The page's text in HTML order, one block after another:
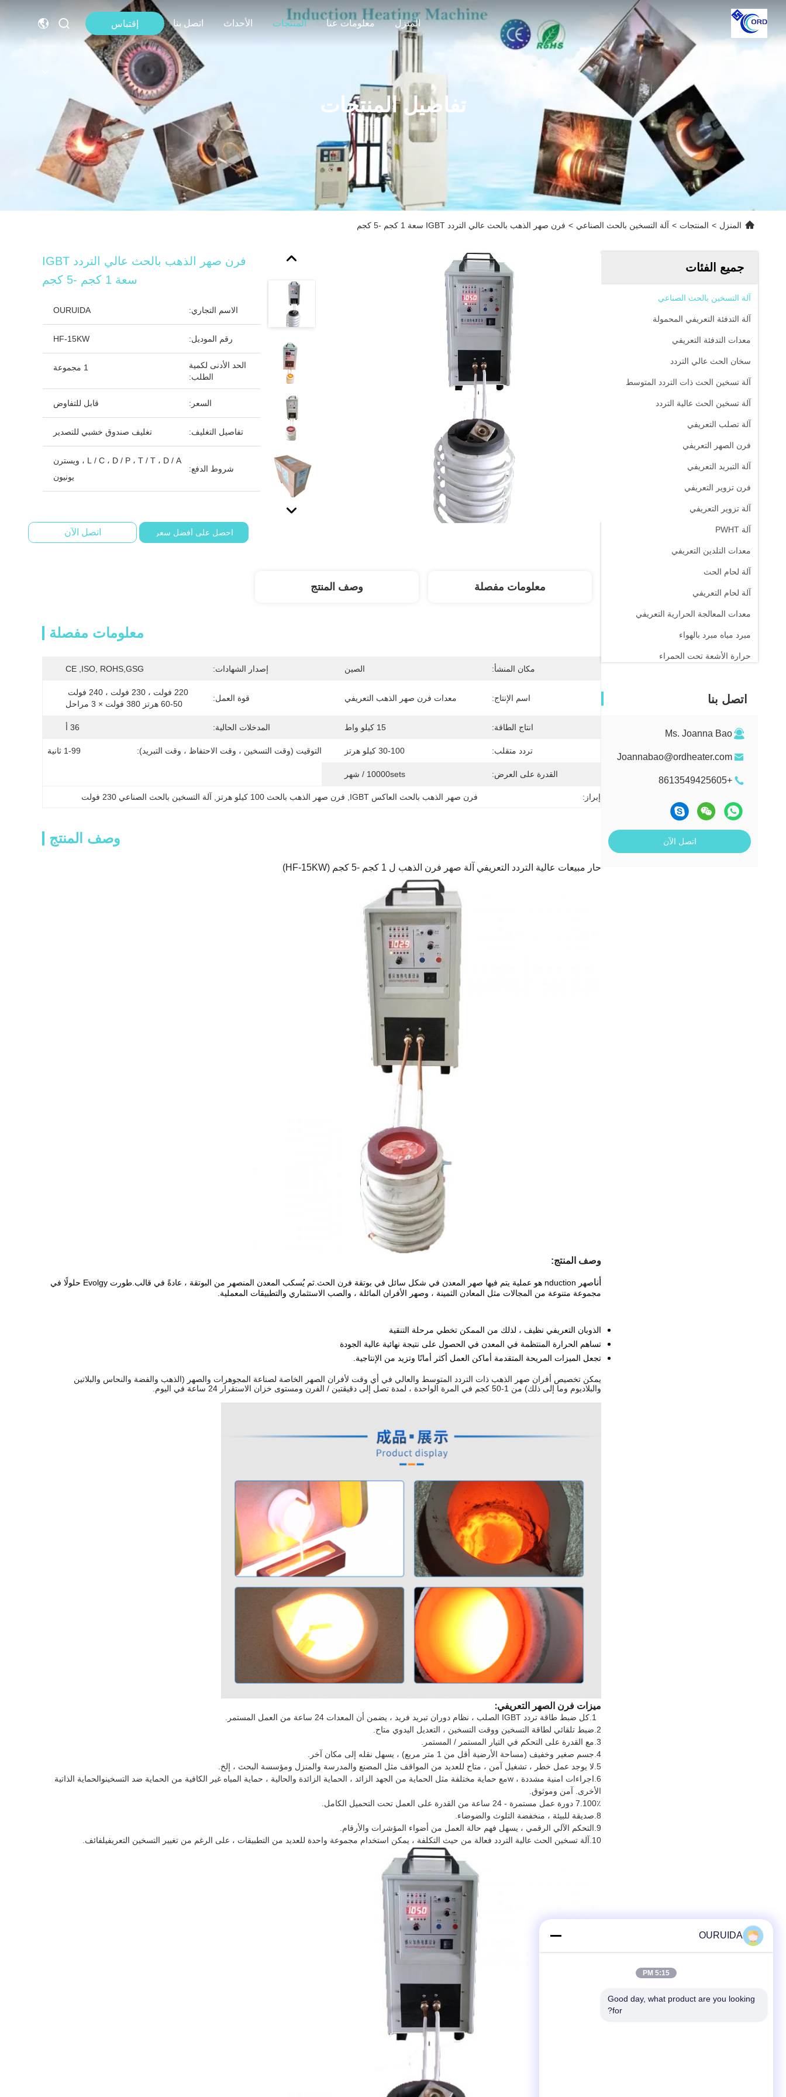
المنزل معلومات عنا المنتجات الأحداث اتصل بنا إقتباس
تفاصيل المنتجات
المنزل > المنتجات > آلة التسخين بالحث الصناعي > فرن صهر الذهب بالحث عالي التردد IGBT سعة 1 كجم -5 كجم
جميع الفئات
آلة التسخين بالحث الصناعي
آلة التدفئة التعريفي المحمولة
معدات التدفئة التعريفي
سخان الحث عالي التردد
آلة تسخين الحث ذات التردد المتوسط
آلة تسخين الحث عالية التردد
آلة تصلب التعريفي
فرن الصهر التعريفي
آلة التبريد التعريفي
فرن تزوير التعريفي
آلة تزوير التعريفي
آلة PWHT
معدات التلدين التعريفي
آلة لحام الحث
آلة لحام التعريفي
معدات المعالجة الحرارية التعريفي
مبرد مياه مبرد بالهواء
حرارة الأشعة تحت الحمراء
اتصل بنا
Ms. Joanna Bao
Joannabao@ordheater.com
+8613549425605
اتصل الآن
فرن صهر الذهب بالحث عالي التردد IGBT
سعة 1 كجم -5 كجم
الاسم التجاري: OURUIDA
رقم الموديل: HF-15KW
الحد الأدنى لكمية
الطلب:
1 مجموعة
السعر: قابل للتفاوض
تفاصيل التغليف: تغليف صندوق خشبي للتصدير
شروط الدفع:
L / C ، D / P ، T / T ، D / A ، ويسترن
يونيون
احصل على أفضل سعر اتصل الآن
معلومات مفصلة وصف المنتج
معلومات مفصلة
مكان المنشأ: الصين إصدار الشهادات: CE ,ISO, ROHS,GSG
اسم الإنتاج: معدات فرن صهر الذهب التعريفي قوة العمل:
50-60 هرتز 380 فولت × 3 مراحل
انتاج الطاقة: 15 كيلو واط المدخلات الحالية: 36 أ
تردد متقلب: 30-100 كيلو هرتز التوقيت (وقت التسخين ، وقت الاحتفاظ ، وقت التبريد): 1-99 ثانية
القدرة على العرض: 10000sets / شهر
إبراز: فرن صهر الذهب بالحث العاكس IGBT فرن صهر الذهب بالحث 100 كيلو هرتز آلة التسخين بالحث الصناعي 230 فولت
وصف المنتج
حار مبيعات عالية التردد التعريفي آلة صهر فرن الذهب ل 1 كجم -5 كجم (HF-15KW)
وصف المنتج:
أنا
صهر nduction هو عملية يتم فيها صهر المعدن في شكل سائل في بوتقة فرن الحث.ثم يُسكب المعدن المنصهر من البوتقة ، عادةً في قالب.طورت Evolgy حلولًا في
مجموعة متنوعة من المجالات مثل المعادن الثمينة ، وصهر الأفران المائلة ، والصب الاستثماري والتطبيقات المعملية.
الذوبان التعريفي نظيف ، لذلك من الممكن تخطي مرحلة التنقية
تساهم الحرارة المنتظمة في المعدن في الحصول على نتيجة نهائية عالية الجودة
تجعل الميزات المريحة المتقدمة أماكن العمل أكثر أمانًا وتزيد من الإنتاجية.
يمكن تخصيص أفران صهر الذهب ذات التردد المتوسط ​​والعالي في أي وقت لأفران الصهر الخاصة لصناعة المجوهرات والصهر (الذهب والفضة والنحاس والبلاتين
والبلاديوم وما إلى ذلك) من 1-50 كجم في المرة الواحدة ، لمدة تصل إلى دقيقتين / الفرن ومستوى خزان الاستقرار 24 ساعة في اليوم.
ميزات فرن الصهر التعريفي:
1. كل ضبط طاقة تردد IGBT الصلب ، نظام دوران تبريد فريد ، يضمن أن المعدات 24 ساعة من العمل المستمر.
2. ضبط تلقائي لطاقة التسخين ووقت التسخين ، التعديل اليدوي متاح.
3. مع القدرة على التحكم في التيار المستمر / المستمر.
4. جسم صغير وخفيف (مساحة الأرضية أقل من 1 متر مربع) ، يسهل نقله إلى مكان آخر.
5. لا يوجد عمل خطر ، تشغيل آمن ، متاح للعديد من المواقف مثل المصنع والمدرسة والمنزل ومؤسسة البحث ، إلخ.
6. اجراءات امنية مشددة ، w مع حماية مختلفة مثل الحماية من الجهد الزائد ، الحماية الزائدة والحالية ، حماية المياه غير الكافية من الحماية ضد التسخينوالحماية الذاتية
الأخرى.
آمن وموثوق
7. 100٪ دورة عمل مستمرة - 24 ساعة من القدرة على العمل تحت التحميل الكامل.
8. صديقة للبيئة ، منخفضة التلوث والضوضاء.
9. التحكم الآلي الرقمي ، يسهل فهم حالة العمل من أضواء المؤشرات والأرقام.
10. آلة تسخين الحث عالية التردد فعالة من حيث التكلفة ، يمكن استخدام مجموعة واحدة للعديد من التطبيقات ، على الرغم من تغيير التسخين التعريفيلفائف.
OURUIDA
5:15 PM
Good day, what product are you looking
for?